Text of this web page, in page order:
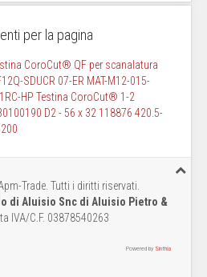
per la pagina
CoroCut® QF per scanalatura
SDUCR 07-ER MAT-M12-015-
HP Testina CoroCut® 1-2
D2 - 56 x 32 118876 420.5-
Trade. Tutti i diritti riservati.
di Aluisio Snc di Aluisio Pietro &
IVA/C.F. 03878540263
Powered by Sinthia